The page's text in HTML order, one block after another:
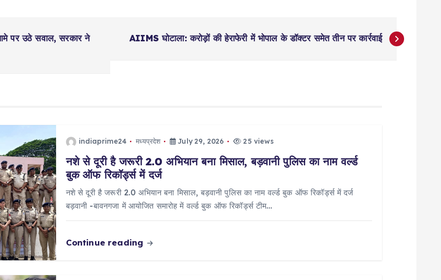
पर उठे सवाल, सरकार ने
AIIMS घोटाला: करोड़ों की हेराफेरी में भोपाल के डॉक्टर समेत तीन पर कार्रवाई
indiaprime24 मध्यप्रदेश July 29, 2026 25 views
नशे से दूरी है जरूरी 2.0 अभियान बना मिसाल, बड़वानी पुलिस का नाम वर्ल्ड
बुक ऑफ रिकॉर्ड्स में दर्ज
नशे से दूरी है जरूरी 2.0 अभियान बना मिसाल, बड़वानी पुलिस का नाम वर्ल्ड बुक ऑफ रिकॉर्ड्स में दर्ज
बड़वानी -बावनगजा में आयोजित समारोह में वर्ल्ड बुक ऑफ रिकॉर्ड्स टीम…
Continue reading